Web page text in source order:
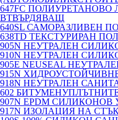
647FC
ВТВЪРДЯВАЩ
640SL САМОРАЗЛИВЕН
638TD ТЕКСТУРИРАН
905N НЕУТРАЛЕН
910N НЕУТРАЛЕН
905E NEUSEAL
915N
918N НЕУТРАЛЕН
602
907N EPDM
917N ИЗОЛАЦИЯ НА